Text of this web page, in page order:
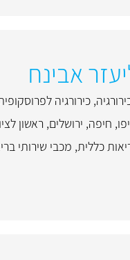
אבינח
, כירורגיה
, חיפה, ירושלים, ראשון
כללית, מכבי שירותי